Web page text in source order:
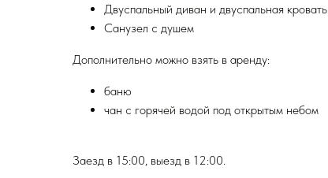
Двуспальный диван и двуспальная кровать
Санузел с душем
Дополнительно можно взять в аренду:
баню
чан с горячей водой под открытым небом
Заезд в 15:00, выезд в 12:00.